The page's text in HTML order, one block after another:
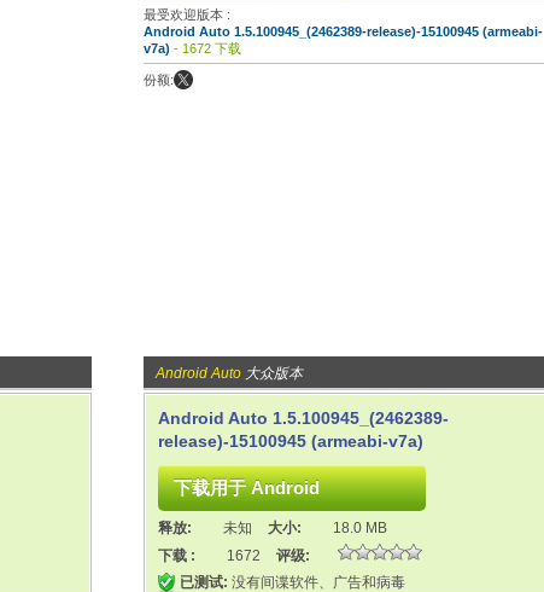
最受欢迎版本 :
Android Auto 1.5.100945_(2462389-release)-15100945 (armeabi-
v7a) - 1672 下载
份额:
Android Auto 大众版本
Android Auto 1.5.100945_(2462389-
release)-15100945 (armeabi-v7a)
释放: 未知 大小:
18.0 MB
下载 :
1672
评级:
已测试: 没有间谍软件、广告和病毒